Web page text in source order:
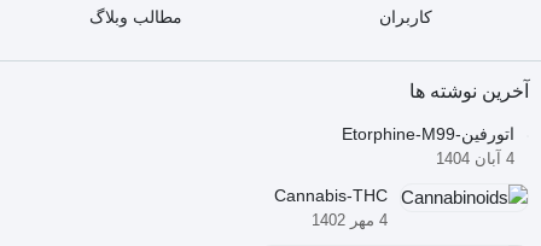
کاربران مطالب وبلاگ
آخرین نوشته ها
اتورفین-Etorphine-M99
4 آبان 1404
Cannabis-THC
4 مهر 1402